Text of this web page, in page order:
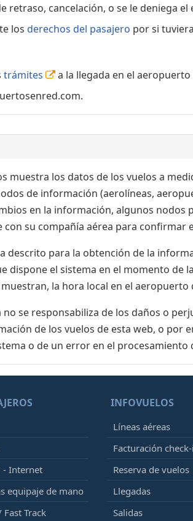
retraso, cancelación, o se le deniega
los derechos del pasajero por si
trámites a la llegada en el aeropuerto
muestra los datos de los vuelos a
de información (aerolíneas,
en la información, algunos
con su compañía aérea para confirmar
descrito para la obtención de la
dispone el sistema en el momento de
la hora local en el aeropuerto
se responsabiliza de los daños o
de los vuelos de esta web, o por
o de un error en el procesamiento
- Internet
equipaje de mano
Fast Track
INFOVUELOS
Líneas aéreas
Facturación
Reserva de vuelos
Llegadas
Salidas